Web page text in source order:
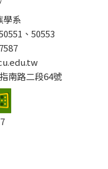
學系
、50553
南路二段64號